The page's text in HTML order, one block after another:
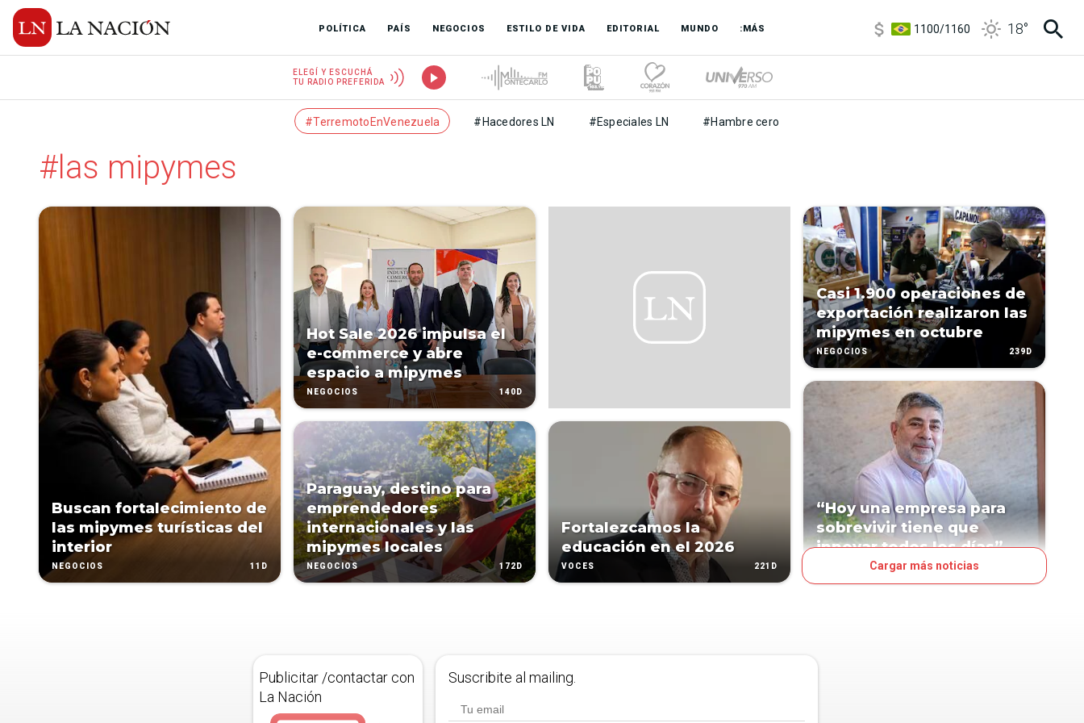
POLÍTICA PAÍS NEGOCIOS ESTILO DE VIDA EDITORIAL MUNDO :MÁS
1100/1160
18°
ELEGÍ Y ESCUCHÁ
TU RADIO PREFERIDA
#TerremotoEnVenezuela #Hacedores LN #Especiales LN #Hambre cero
#las mipymes
Buscan fortalecimiento de
las mipymes turísticas del
interior
NEGOCIOS 11D
Hot Sale 2026 impulsa el
e-commerce y abre
espacio a mipymes
NEGOCIOS 140D
Paraguay, destino para
emprendedores
internacionales y las
mipymes locales
NEGOCIOS 172D
Fortalezcamos la
educación en el 2026
VOCES 221D
Casi 1.900 operaciones de
exportación realizaron las
mipymes en octubre
NEGOCIOS 239D
“Hoy una empresa para
sobrevivir tiene que
innovar todos los días”
Cargar más noticias
Publicitar /contactar con
La Nación
Suscribite al mailing.